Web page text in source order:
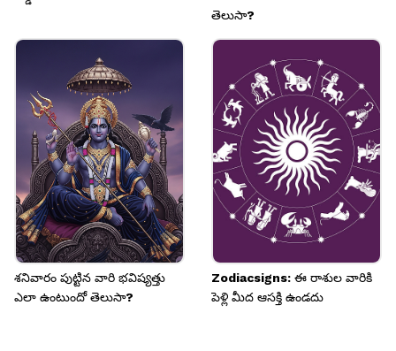
తెలుసా?
శనివారం పుట్టిన వారి భవిష్యత్తు
ఎలా ఉంటుందో తెలుసా?
Zodiacsigns: ఈ రాశుల వారికి
పెళ్లి మీద ఆసక్తి ఉండదు